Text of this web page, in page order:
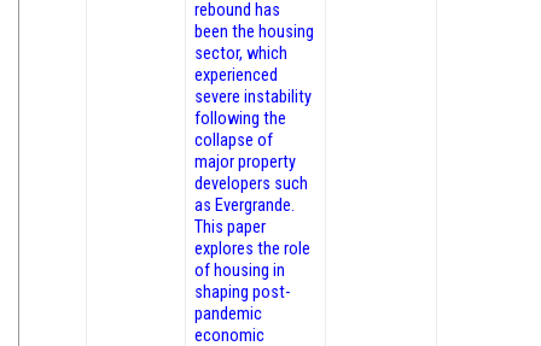
rebound has
been the housing
sector, which
experienced
severe instability
following the
collapse of
major property
developers such
as Evergrande.
This paper
explores the role
of housing in
shaping post-
pandemic
economic